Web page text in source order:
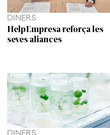
DINERS
HelpEmpresa reforça les
seves aliances